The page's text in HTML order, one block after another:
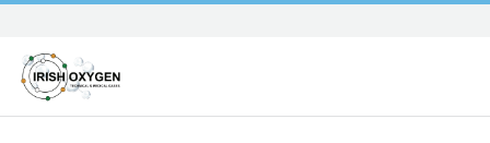
to
content.
|